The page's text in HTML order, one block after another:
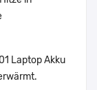
Laptop Akku